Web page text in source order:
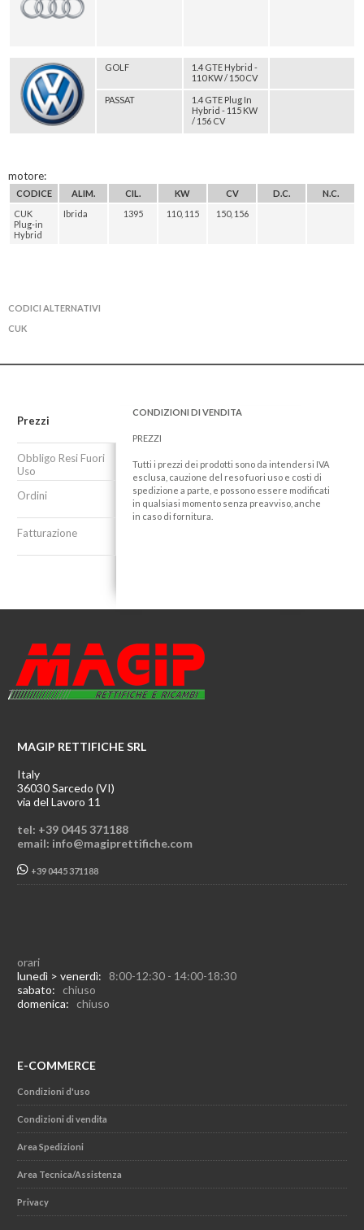
GOLF
1.4 GTE Hybrid -
110 KW / 150 CV
PASSAT
1.4 GTE Plug In
Hybrid - 115 KW
/ 156 CV
motore:
CODICE ALIM. CIL. KW CV D.C.
N.C.
CUK
Plug-in
Hybrid
Ibrida 1395 110, 115 150, 156
CODICI ALTERNATIVI
CUK
Prezzi
Obbligo Resi Fuori
Uso
Ordini
Fatturazione
CONDIZIONI DI VENDITA
PREZZI
Tutti i prezzi dei prodotti sono da intendersi IVA
esclusa, cauzione del reso fuori uso e costi di
spedizione a parte, e possono essere modificati
in qualsiasi momento senza preavviso, anche
in caso di fornitura.
MAGIP RETTIFICHE SRL
Italy
36030 Sarcedo (VI)
via del Lavoro 11
tel: +39 0445 371188
email: info@magiprettifiche.com
+39 0445 371188
orari
lunedì > venerdì: 8:00-12:30 - 14:00-18:30
sabato: chiuso
domenica: chiuso
E-COMMERCE
Condizioni d'uso
Condizioni di vendita
Area Spedizioni
Area Tecnica/Assistenza
Privacy